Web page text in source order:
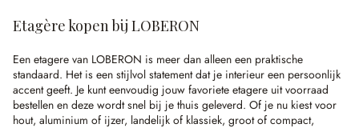
Etagère kopen bij LOBERON
Een etagere van LOBERON is meer dan alleen een praktische
standaard. Het is een stijlvol statement dat je interieur een persoonlijk
accent geeft. Je kunt eenvoudig jouw favoriete etagere uit voorraad
bestellen en deze wordt snel bij je thuis geleverd. Of je nu kiest voor
hout, aluminium of ijzer, landelijk of klassiek, groot of compact,